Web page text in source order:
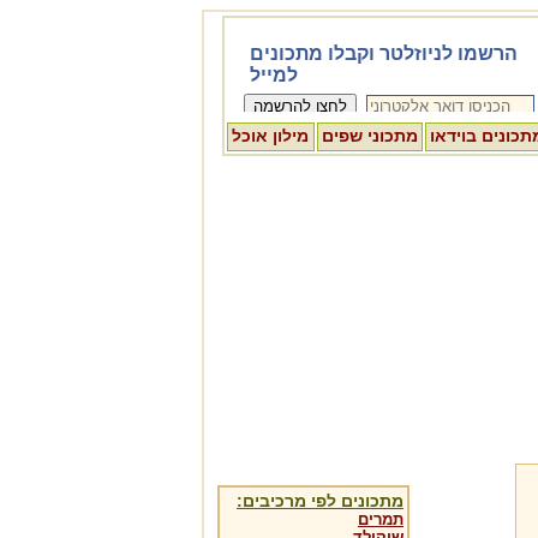
בוידאו מתכוני שפים מילון אוכל
מתכונים לפי מרכיבים:
תמרים